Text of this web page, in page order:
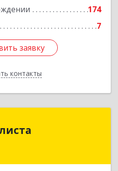
174
7
заявку
контакты
заявку
Ангарск г, 12А мкр, дом